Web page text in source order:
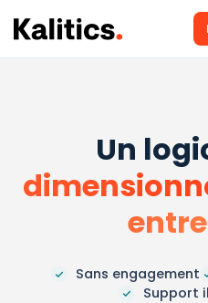
Un
Sans engagement
Support